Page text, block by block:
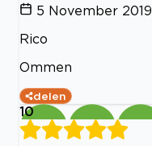
5 November 2019
Rico
Ommen
delen
10